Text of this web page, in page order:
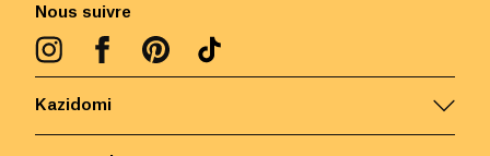
Kazidomi
Nous suivre